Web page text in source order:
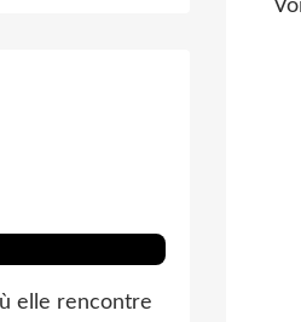
elle rencontre